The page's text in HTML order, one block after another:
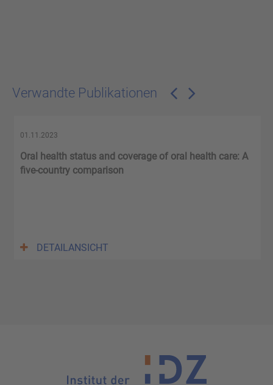
Verwandte Publikationen
01.11.2023
Oral health status and coverage of oral health care: A
five-country comparison
DETAILANSICHT